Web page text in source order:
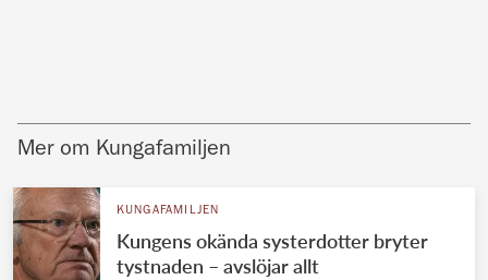
Mer om Kungafamiljen
KUNGAFAMILJEN
Kungens okända systerdotter bryter
tystnaden – avslöjar allt